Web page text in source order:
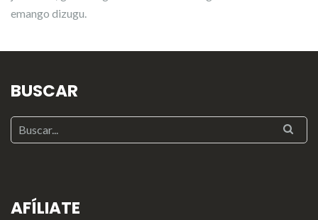
emango dizugu.
BUSCAR
AFÍLIATE